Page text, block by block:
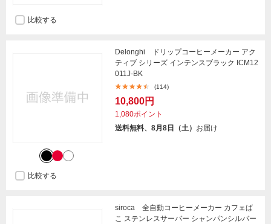
比較する
Delonghi ドリップコーヒーメーカー アク
ティブ シリーズ インテンスブラック ICM12
011J-BK
(114)
10,800円
1,080ポイント
送料無料、8月8日（土） お届け
比較する
siroca 全自動コーヒーメーカー カフェば
こ ステンレスサーバー シャンパンシルバー